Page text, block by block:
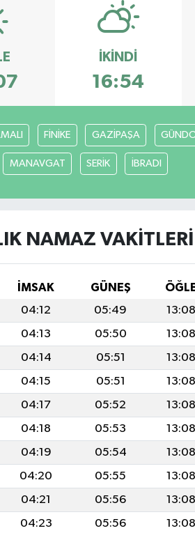
İKINDI
16:54
FİNİKE GAZİPAŞA
MANAVGAT SERİK İBRADI
NAMAZ VAKITLERI
İMSAK GÜNEŞ
04:12 05:49 13:08
04:13 05:50 13:08
04:14 05:51 13:08
04:15 05:51 13:08
04:17 05:52 13:08
04:18 05:53 13:08
04:19 05:54 13:08
04:20 05:55 13:08
04:21 05:56 13:08
04:23 05:56 13:08